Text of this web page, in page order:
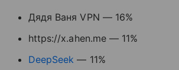
Дядя Ваня VPN — 16%
https://x.ahen.me — 11%
DeepSeek — 11%